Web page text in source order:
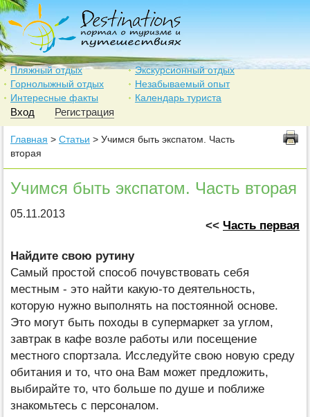
Пляжный отдых
Экскурсионный отдых
Горнолыжный отдых
Незабываемый опыт
Интересные факты
Календарь туриста
Вход Регистрация
Главная > Статьи > Учимся быть экспатом. Часть
вторая
Учимся быть экспатом. Часть вторая
05.11.2013
<< Часть первая
Найдите свою рутину
Самый простой способ почувствовать себя
местным - это найти какую-то деятельность,
которую нужно выполнять на постоянной основе.
Это могут быть походы в супермаркет за углом,
завтрак в кафе возле работы или посещение
местного спортзала. Исследуйте свою новую среду
обитания и то, что она Вам может предложить,
выбирайте то, что больше по душе и поближе
знакомьтесь с персоналом.